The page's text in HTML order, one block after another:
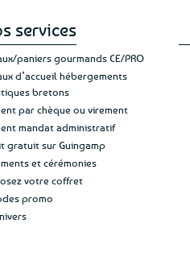
services
paniers gourmands CE/PRO
d’accueil hébergements
bretons
par chèque ou virement
mandat administratif
gratuit sur Guingamp
et cérémonies
votre coffret
promo